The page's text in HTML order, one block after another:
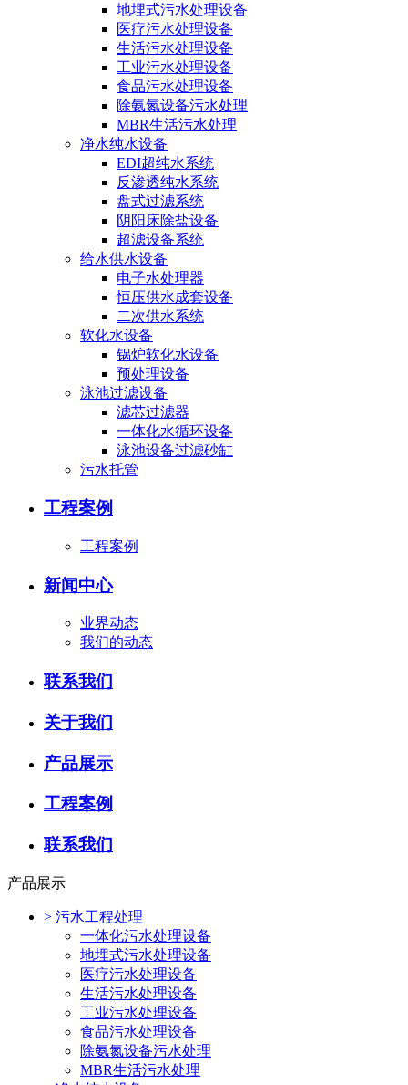
地埋式污水处理设备
医疗污水处理设备
生活污水处理设备
工业污水处理设备
食品污水处理设备
除氨氮设备污水处理
MBR生活污水处理
净水纯水设备
EDI超纯水系统
反渗透纯水系统
盘式过滤系统
阴阳床除盐设备
超滤设备系统
给水供水设备
电子水处理器
恒压供水成套设备
二次供水系统
软化水设备
锅炉软化水设备
预处理设备
泳池过滤设备
滤芯过滤器
一体化水循环设备
泳池设备过滤砂缸
污水托管
工程案例
工程案例
新闻中心
业界动态
我们的动态
联系我们
关于我们
产品展示
工程案例
联系我们
产品展示
> 污水工程处理
一体化污水处理设备
地埋式污水处理设备
医疗污水处理设备
生活污水处理设备
工业污水处理设备
食品污水处理设备
除氨氮设备污水处理
MBR生活污水处理